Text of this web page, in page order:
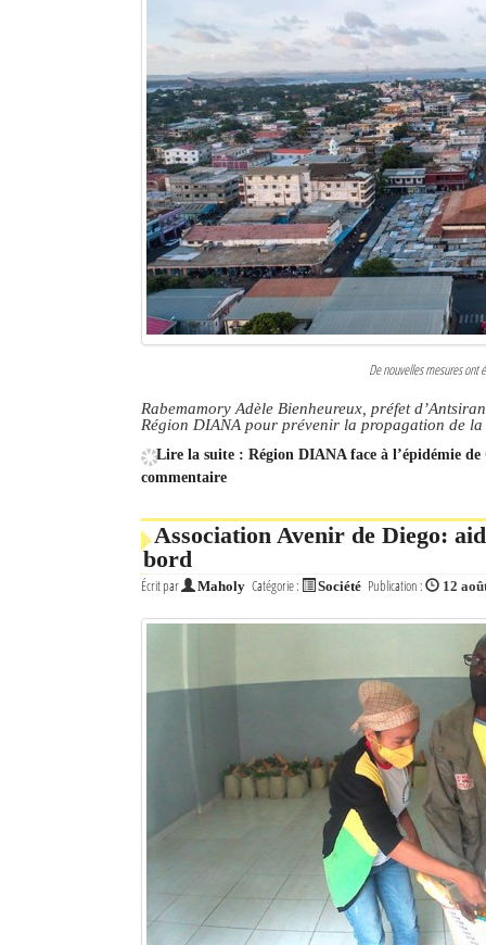
De nouvelles mesures ont
Rabemamory Adèle Bienheureux, préfet
Région DIANA pour prévenir la propagation de
Lire la suite : Région DIANA face à l’épidémie
commentaire
Association Avenir de Diego:
bord
Écrit par Maholy Catégorie : Société Publication : 12